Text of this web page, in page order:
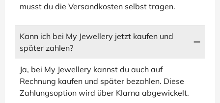
musst du die Versandkosten selbst tragen.
Kann ich bei My Jewellery jetzt kaufen und
später zahlen?
Ja, bei My Jewellery kannst du auch auf
Rechnung kaufen und später bezahlen. Diese
Zahlungsoption wird über Klarna abgewickelt.